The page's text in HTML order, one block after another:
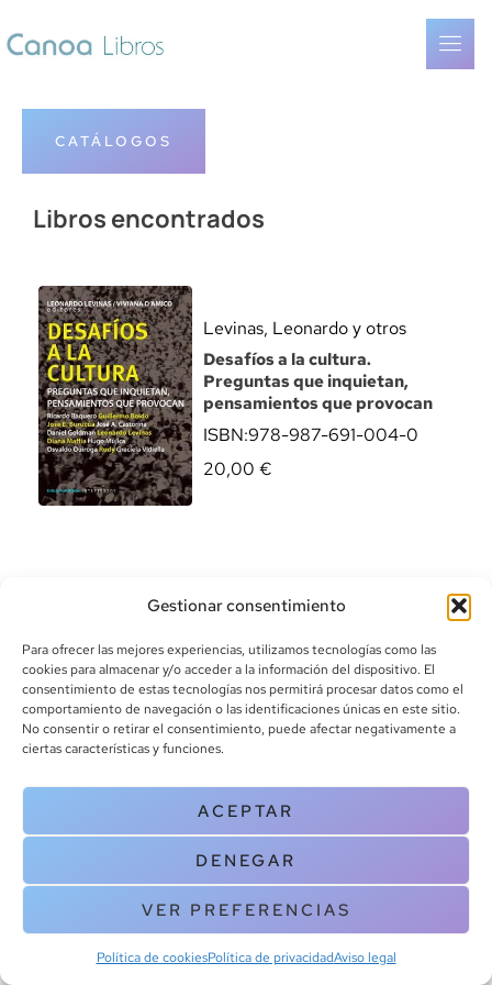
Gestionar consentimiento
Para ofrecer las mejores experiencias, utilizamos tecnologías como las
cookies para almacenar y/o acceder a la información del dispositivo. El
consentimiento de estas tecnologías nos permitirá procesar datos como el
comportamiento de navegación o las identificaciones únicas en este sitio.
No consentir o retirar el consentimiento, puede afectar negativamente a
ciertas características y funciones.
ACEPTAR
DENEGAR
VER PREFERENCIAS
Política de cookiesPolítica de privacidadAviso legal
CATÁLOGOS
Libros encontrados
Levinas, Leonardo y otros
Desafíos a la cultura.
Preguntas que inquietan,
pensamientos que provocan
ISBN:978-987-691-004-0
20,00 €
info@canoalibros.com
pedidos@canoalibros.com
+34 934 242 391
CONTACTO
Copyright © 2025 Canoa Libros. All Rights Reserved |
cookies
| Aviso legal